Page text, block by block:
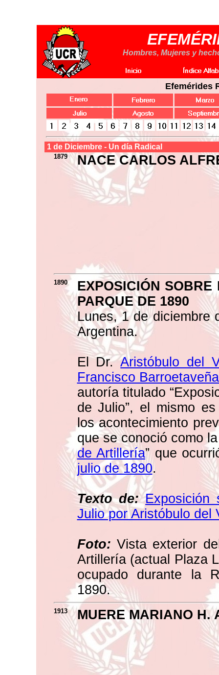
Hombres, Mujeres y
Efemérides
1 de Diciembre - Un día Radical
1879 NACE CARLOS
1890
EXPOSICIÓN
PARQUE DE 1890
Lunes, 1 de diciembre
Argentina.
El Dr.Aristóbulo del
Francisco Barroetaveña
autoría titulado
de Julio”, el mismo
los acontecimiento
que se conoció como la
de Artillería” que
julio de 1890.
Texto de: Exposición
Julio por Aristóbulo del
Foto: Vista exterior
Artillería (actual Plaza
ocupado durante la
1890.
1913 MUERE MARIANO H.